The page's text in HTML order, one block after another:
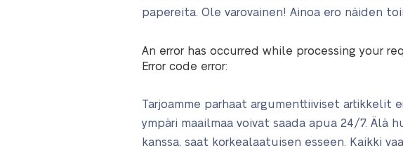
papereita. Ole varovainen! Ainoa ero näiden
An error has occurred while processing your
Error code error:
Tarjoamme parhaat argumenttiiviset artikkelit
ympäri maailmaa voivat saada apua 24/7. Älä
kanssa, saat korkealaatuisen esseen. Kaikki